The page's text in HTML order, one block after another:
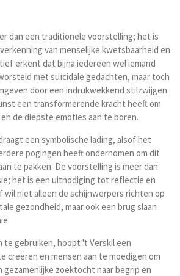
dan een traditionele voorstelling; het is
van menselijke kwetsbaarheid en
erkent dat bijna iedereen wel iemand
met suïcidale gedachten, maar toch
door een indrukwekkend stilzwijgen.
een transformerende kracht heeft om
de diepste emoties aan te boren.
een symbolische lading, alsof het
pogingen heeft ondernomen om dit
te pakken. De voorstelling is meer dan
het is een uitnodiging tot reflectie en
niet alleen de schijnwerpers richten op
gezondheid, maar ook een brug slaan
te gebruiken, hoopt 't Verskil een
creëren en mensen aan te moedigen om
gezamenlijke zoektocht naar begrip en